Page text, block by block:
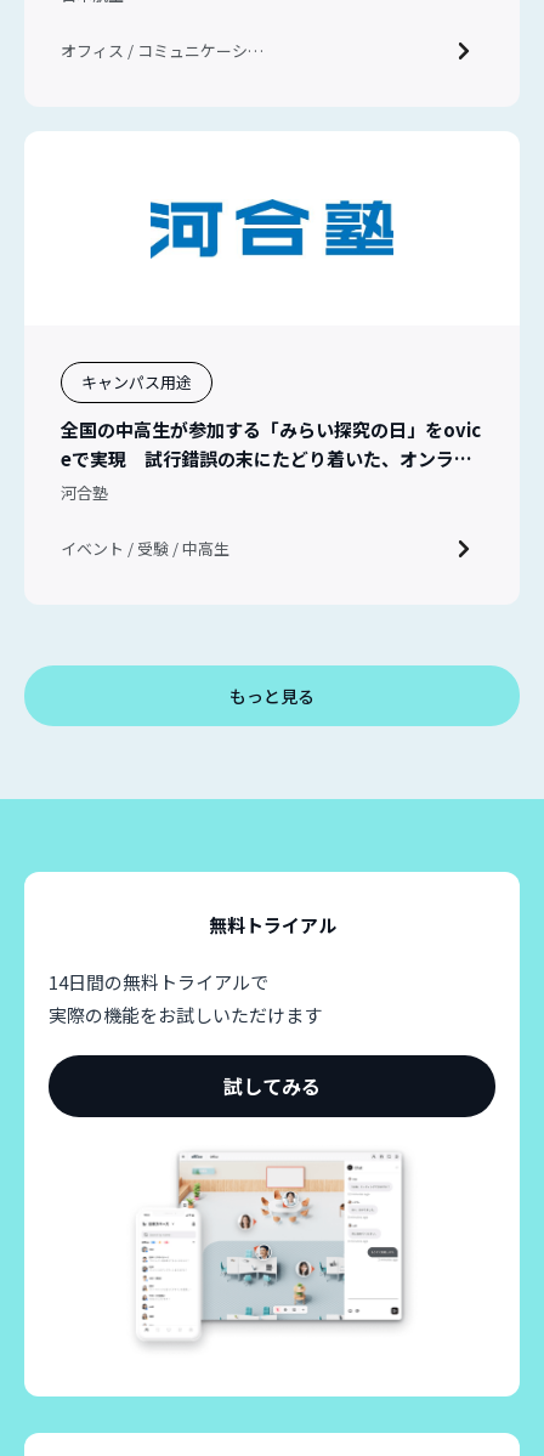
オフィス / コミュニケーショ
キャンパス用途
全国の中高生が参加する「みらい探究の日」をovic
eで実現 試行錯誤の末にたどり着いた、オンライ
ンイベントの新しい形
河合塾
イベント / 受験 / 中高生
もっと見る
無料トライアル
14日間の無料トライアルで
実際の機能をお試しいただけます
試してみる